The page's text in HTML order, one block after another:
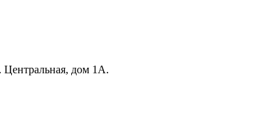
Центральная, дом 1А.